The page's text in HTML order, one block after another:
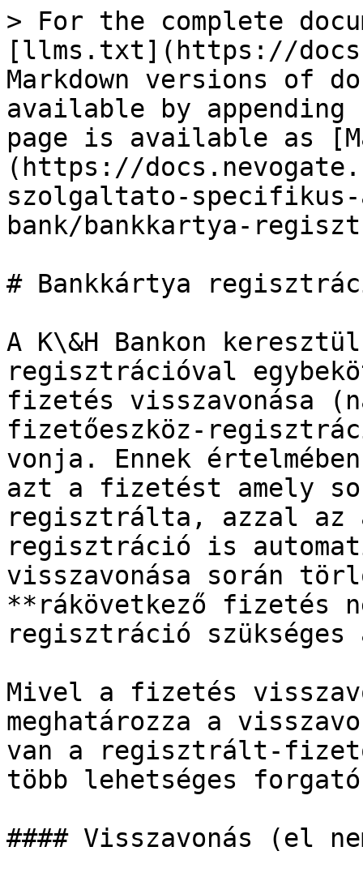
> For the complete
[llms.txt](https://
Markdown versions of
available by
page is available as
(https://
szolgaltato-specifikus-
bank/bankkartya-
# Bankkártya
A K\&H Bankon
regisztrációval
fizetés visszavonása
fizetőeszköz-
vonja. Ennek
azt a fizetést amely
regisztrálta, azzal az
regisztráció is
visszavonása során
**rákövetkező fizetés
regisztráció
Mivel a fizetés
meghatározza a
van a regisztrált-
több lehetséges
#### Visszavonás (el